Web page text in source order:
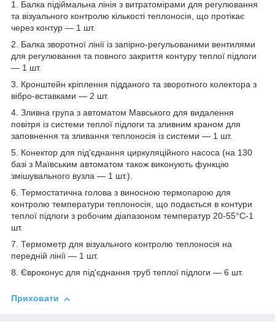
1. Балка підіймальна лінія з витратомірами для регулювання
та візуального контролю кількості теплоносія, що протікає
через контур — 1 шт.
2. Балка зворотної лінії із запірно-регульованими вентилями
для регулювання та повного закриття контуру теплої підлоги
— 1 шт.
3. Кронштейн кріплення підданого та зворотного колектора з
вібро-вставками — 2 шт.
4. Зливна група з автоматом Мавського для видалення
повітря із системи теплої підлоги та зливним краном для
заповнення та зливання теплоносія із системи — 1 шт.
5. Конектор для під'єднання циркуляційного насоса (на 130
базі з Maївським автоматом також виконують функцію
змішувального вузла — 1 шт.).
6. Термостатична голова з виносною термопарою для
контролю температури теплоносія, що подається в контури
теплої підлоги з робочим діапазоном температур 20-55°C-1
шт.
7. Термометр для візуального контролю теплоносія на
передній лінії — 1 шт.
8. Євроконус для під'єднання труб теплої підлоги — 6 шт.
Приховати